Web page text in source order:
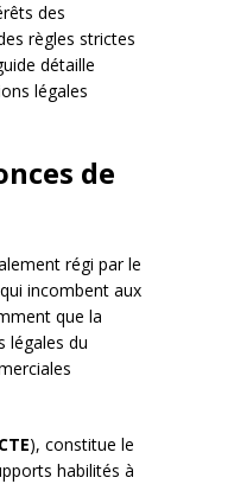
des
règles strictes
détaille
légales
de
régi par le
incombent aux
que la
légales du
), constitue le
habilités à